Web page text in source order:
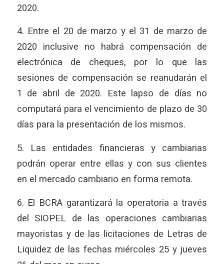
2020.
4. Entre el 20 de marzo y el 31 de marzo de
2020 inclusive no habrá compensación de
electrónica de cheques, por lo que las
sesiones de compensación se reanudarán el
1 de abril de 2020. Este lapso de días no
computará para el vencimiento de plazo de 30
días para la presentación de los mismos.
5. Las entidades financieras y cambiarias
podrán operar entre ellas y con sus clientes
en el mercado cambiario en forma remota.
6. El BCRA garantizará la operatoria a través
del SIOPEL de las operaciones cambiarias
mayoristas y de las licitaciones de Letras de
Liquidez de las fechas miércoles 25 y jueves